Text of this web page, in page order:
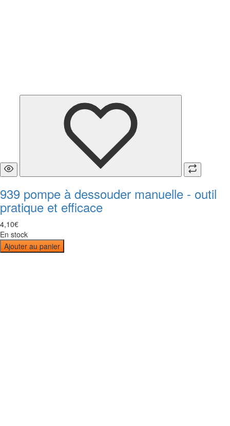
939 pompe à dessouder manuelle - outil
pratique et efficace
4,10€
En stock
Ajouter au panier